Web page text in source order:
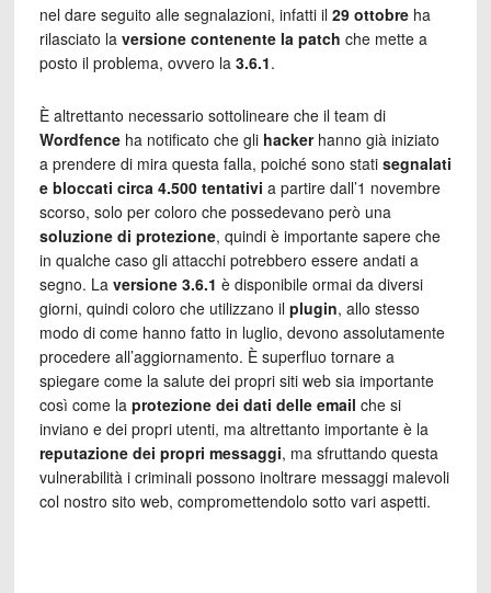
nel dare seguito alle segnalazioni, infatti il 29 ottobreha
rilasciato la versione contenente la patch che mette a
posto il problema, ovvero la 3.6.1.
È altrettanto necessario sottolineare che il team di
Wordfenceha notificato che gli hackerhanno già iniziato
a prendere di mira questa falla, poiché sono stati segnalati
e bloccati circa 4.500 tentativi a partire dall’1 novembre
scorso, solo per coloro che possedevano però una
soluzione di protezione, quindi è importante sapere che
in qualche caso gli attacchi potrebbero essere andati a
segno. La versione 3.6.1 è disponibile ormai da diversi
giorni, quindi coloro che utilizzano il plugin, allo stesso
modo di come hanno fatto in luglio, devono assolutamente
procedere all’aggiornamento. È superfluo tornare a
spiegare come la salute dei propri siti web sia importante
così come la protezione dei dati delle email che si
inviano e dei propri utenti, ma altrettanto importante è la
reputazione dei propri messaggi, ma sfruttando questa
vulnerabilità i criminali possono inoltrare messaggi malevoli
col nostro sito web, compromettendolo sotto vari aspetti.